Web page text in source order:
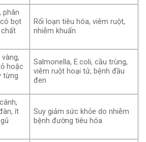
phân
bọt
chất
Rối loạn tiêu hóa, viêm ruột,
nhiễm khuẩn
hoặc
từng
Salmonella, E.coli, cầu trùng,
viêm ruột hoại tử, bệnh đầu
đen
ít
Suy giảm sức khỏe do nhiễm
bệnh đường tiêu hóa